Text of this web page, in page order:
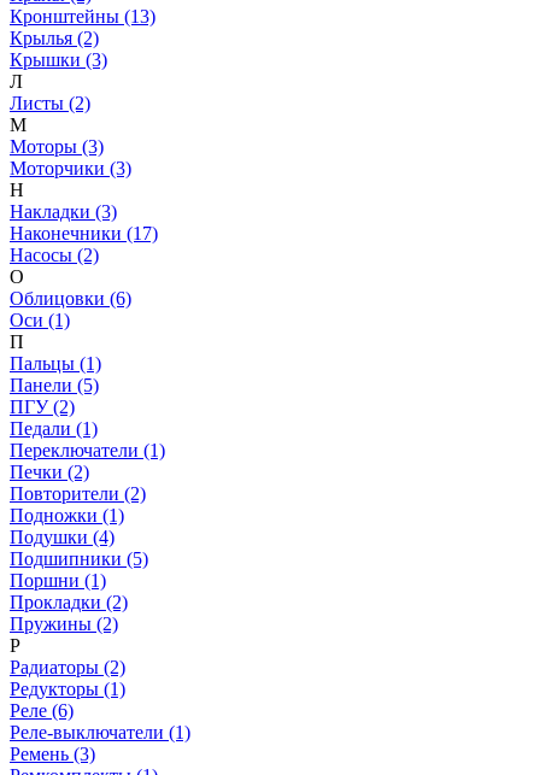
Кронштейны (13)
Крылья (2)
Крышки (3)
Л
Листы (2)
М
Моторы (3)
Моторчики (3)
Н
Накладки (3)
Наконечники (17)
Насосы (2)
О
Облицовки (6)
Оси (1)
П
Пальцы (1)
Панели (5)
ПГУ (2)
Педали (1)
Переключатели (1)
Печки (2)
Повторители (2)
Подножки (1)
Подушки (4)
Подшипники (5)
Поршни (1)
Прокладки (2)
Пружины (2)
Р
Радиаторы (2)
Редукторы (1)
Реле (6)
Реле-выключатели (1)
Ремень (3)